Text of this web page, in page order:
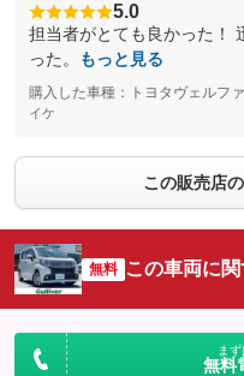
5.0
担当者がとても良かった！
った。
もっと見る
購入した車種：トヨタヴェルフ
イケ
この販売店
無料 この車両に
ま
無料